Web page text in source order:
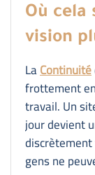
Où cela
vision
LaContinuité
frottement
travail. Un
jour devient
gens ne